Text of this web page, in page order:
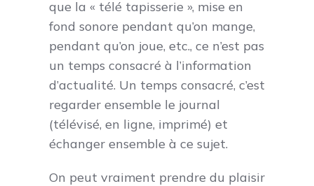
que la « télé tapisserie », mise en
fond sonore pendant qu’on mange,
pendant qu’on joue, etc., ce n’est pas
un temps consacré à l’information
d’actualité. Un temps consacré, c’est
regarder ensemble le journal
(télévisé, en ligne, imprimé) et
échanger ensemble à ce sujet.
On peut vraiment prendre du plaisir